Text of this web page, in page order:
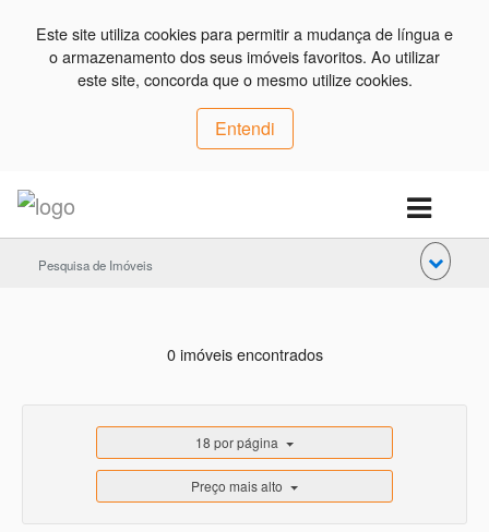
Este site utiliza cookies para permitir a mudança de língua e
o armazenamento dos seus imóveis favoritos. Ao utilizar
este site, concorda que o mesmo utilize cookies.
Entendi
Pesquisa de Imóveis
0 imóveis encontrados
18 por página
Preço mais alto